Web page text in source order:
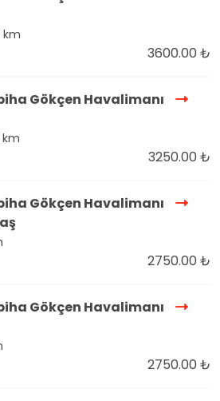
km
3600.00 ₺
Gökçen Havalimanı
km
3250.00 ₺
Gökçen Havalimanı
2750.00 ₺
Gökçen Havalimanı
2750.00 ₺